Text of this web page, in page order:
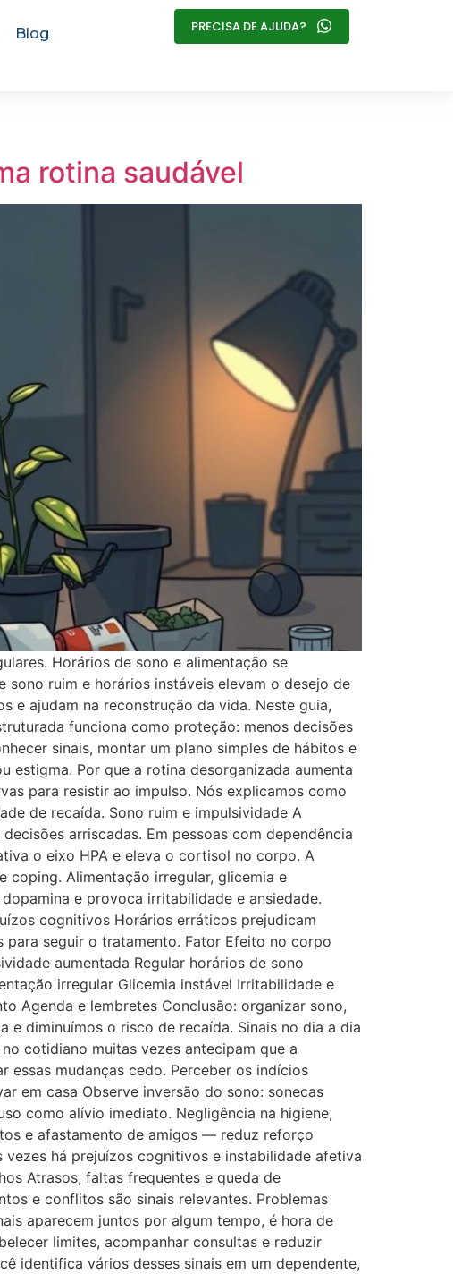
Blog PRECISA DE AJUDA?
rotina saudável
Horários de sono e alimentação se
sono ruim e horários instáveis elevam o desejo de
e ajudam na reconstrução da vida. Neste guia,
funciona como proteção: menos decisões
sinais, montar um plano simples de hábitos e
estigma. Por que a rotina desorganizada aumenta
para resistir ao impulso. Nós explicamos como
de recaída. Sono ruim e impulsividade A
arriscadas. Em pessoas com dependência
o eixo HPA e eleva o cortisol no corpo. A
coping. Alimentação irregular, glicemia e
e provoca irritabilidade e ansiedade.
cognitivos Horários erráticos prejudicam
seguir o tratamento. Fator Efeito no corpo
aumentada Regular horários de sono
irregular Glicemia instável Irritabilidade e
Agenda e lembretes Conclusão: organizar sono,
e diminuímos o risco de recaída. Sinais no dia a dia
cotidiano muitas vezes antecipam que a
essas mudanças cedo. Perceber os indícios
em casa Observe inversão do sono: sonecas
como alívio imediato. Negligência na higiene,
e afastamento de amigos — reduz reforço
há prejuízos cognitivos e instabilidade afetiva
Atrasos, faltas frequentes e queda de
e conflitos são sinais relevantes. Problemas
aparecem juntos por algum tempo, é hora de
limites, acompanhar consultas e reduzir
identifica vários desses sinais em um dependente,